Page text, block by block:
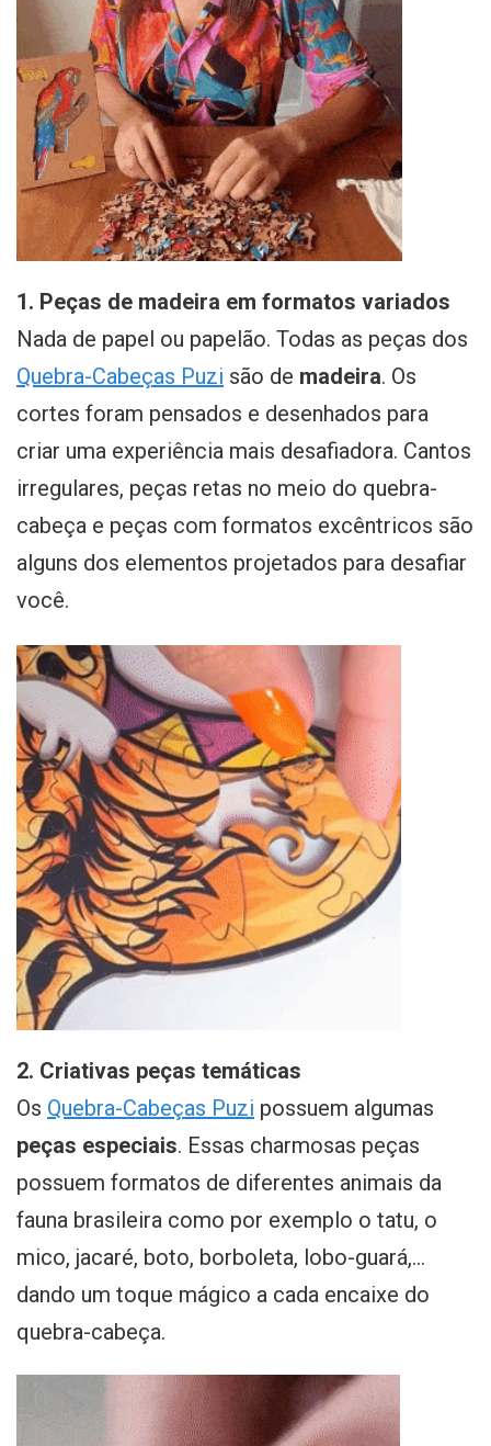
1. Peças de madeira em formatos variados
Nada de papel ou papelão. Todas as peças dos
Quebra-Cabeças Puzi são de madeira. Os
cortes foram pensados e desenhados para
criar uma experiência mais desafiadora. Cantos
irregulares, peças retas no meio do quebra-
cabeça e peças com formatos excêntricos são
alguns dos elementos projetados para desafiar
você.
2. Criativas peças temáticas
Os Quebra-Cabeças Puzi possuem algumas
peças especiais. Essas charmosas peças
possuem formatos de diferentes animais da
fauna brasileira como por exemplo o tatu, o
mico, jacaré, boto, borboleta, lobo-guará,...
dando um toque mágico a cada encaixe do
quebra-cabeça.